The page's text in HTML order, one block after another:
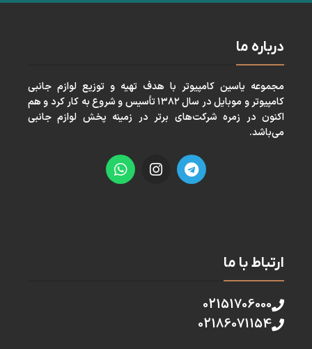
درباره ما
مجموعه ياسين كامپيوتر با هدف تهيه و توزيع لوازم جانبی
كامپيوتر و موبايل در سال ١٣٨٢ تأسيس و شروع به كار كرد و هم
اكنون در زمره شركت‌های برتر در زمينه پخش لوازم جانبی
می‌باشد.
ارتباط با ما
02151706000
02186071154